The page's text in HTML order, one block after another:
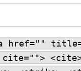
href=""